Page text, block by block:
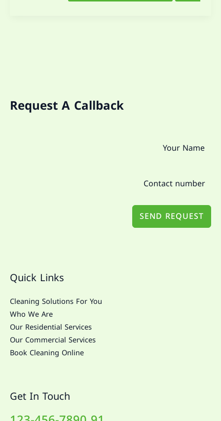
Request A Callback
SEND REQUEST
Quick Links
Cleaning Solutions For You
Who We Are
Our Residential Services
Our Commercial Services
Book Cleaning Online
Get In Touch